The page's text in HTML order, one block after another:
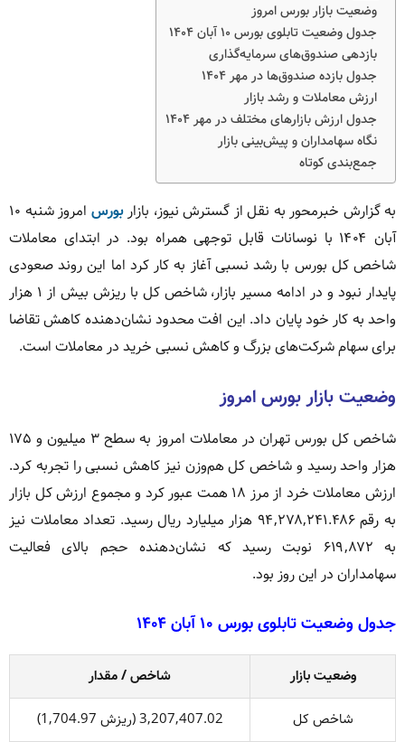
وضعیت بازار بورس امروز
جدول وضعیت تابلوی بورس ۱۰ آبان ۱۴۰۴
بازدهی صندوق‌های سرمایه‌گذاری
جدول بازده صندوق‌ها در مهر ۱۴۰۴
ارزش معاملات و رشد بازار
جدول ارزش بازارهای مختلف در مهر ۱۴۰۴
نگاه سهامداران و پیش‌بینی بازار
جمع‌بندی کوتاه
به گزارش خبرمحور به نقل از گسترش نیوز، بازاربورس
امروز شنبه ۱۰
آبان ۱۴۰۴ با نوسانات قابل توجهی همراه بود. در ابتدای معاملات
شاخص کل بورس با رشد نسبی آغاز به کار کرد اما این روند صعودی
پایدار نبود و در ادامه مسیر بازار، شاخص کل با ریزش بیش از ۱ هزار
واحد به کار خود پایان داد. این افت محدود نشان‌دهنده کاهش تقاضا
برای سهام شرکت‌های بزرگ و کاهش نسبی خرید در معاملات است.
وضعیت بازار بورس امروز
شاخص کل بورس تهران در معاملات امروز به سطح ۳ میلیون و ۱۷۵
هزار واحد رسید و شاخص کل هم‌وزن نیز کاهش نسبی را تجربه کرد.
ارزش معاملات خرد از مرز ۱۸ همت عبور کرد و مجموع ارزش کل بازار
به رقم ۹۴,۲۷۸,۲۴۱.۴۸۶ هزار میلیارد ریال رسید. تعداد معاملات نیز
به ۶۱۹,۸۷۲ نوبت رسید که نشان‌دهنده حجم بالای فعالیت
سهامداران در این روز بود.
جدول وضعیت تابلوی بورس ۱۰ آبان ۱۴۰۴
وضعیت بازار
شاخص / مقدار
شاخص کل
3,207,407.02 (ریزش 1,704.97)